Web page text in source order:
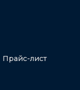
Прайс-лист